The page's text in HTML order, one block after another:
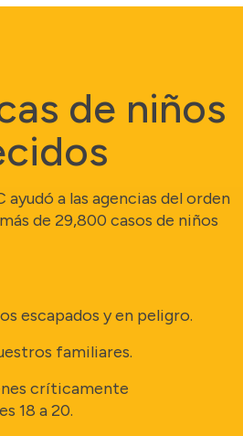
de niños
ayudó a las agencias del orden
de 29,800 casos de niños
escapados y en peligro.
familiares.
críticamente
18 a 20.